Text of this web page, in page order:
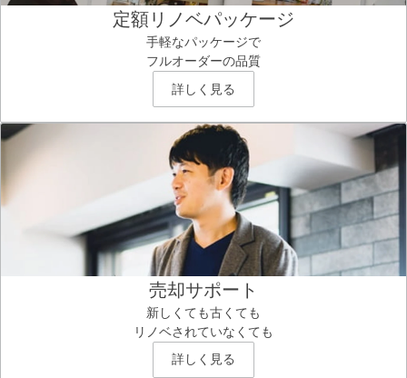
定額リノベパッケージ
手軽なパッケージで
フルオーダーの品質
詳しく見る
売却サポート
新しくても古くても
リノベされていなくても
詳しく見る